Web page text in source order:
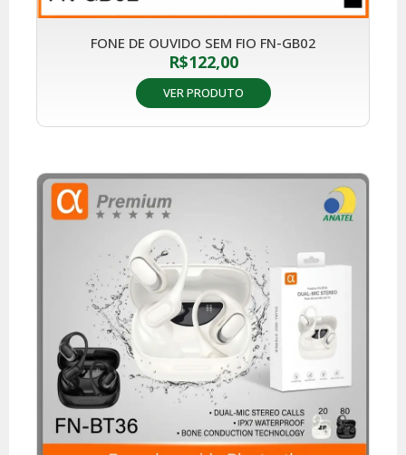
FONE DE OUVIDO SEM FIO FN-GB02
R$122,00
VER PRODUTO